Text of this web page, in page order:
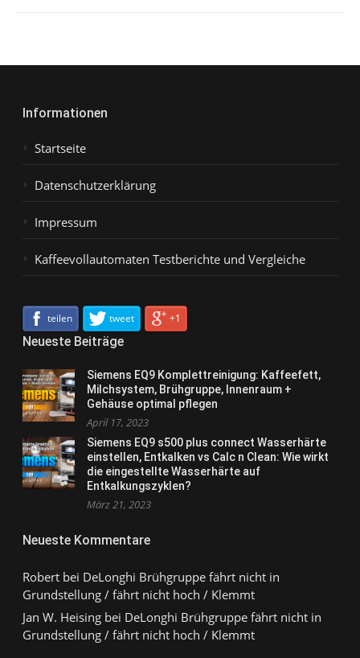
Informationen
Startseite
Datenschutzerklärung
Impressum
Kaffeevollautomaten Testberichte und Vergleiche
teilen tweet +1
Neueste Beiträge
Siemens EQ9 Komplettreinigung: Kaffeefett,
Milchsystem, Brühgruppe, Innenraum +
Gehäuse optimal pflegen
April 17, 2023
Siemens EQ9 s500 plus connect Wasserhärte
einstellen, Entkalken vs Calc n Clean: Wie wirkt
die eingestellte Wasserhärte auf
Entkalkungszyklen?
März 21, 2023
Neueste Kommentare
Robertbei DeLonghi Brühgruppe fährt nicht in
Grundstellung / fährt nicht hoch / Klemmt
Jan W. Heisingbei DeLonghi Brühgruppe fährt nicht in
Grundstellung / fährt nicht hoch / Klemmt